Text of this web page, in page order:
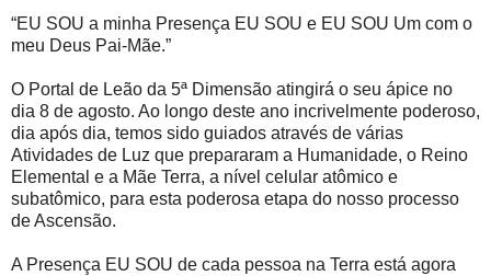
“EU SOU a minha Presença EU SOU e EU SOU Um com o
meu Deus Pai-Mãe.”
O Portal de Leão da 5ª Dimensão atingirá o seu ápice no
dia 8 de agosto. Ao longo deste ano incrivelmente poderoso,
dia após dia, temos sido guiados através de várias
Atividades de Luz que prepararam a Humanidade, o Reino
Elemental e a Mãe Terra, a nível celular atômico e
subatômico, para esta poderosa etapa do nosso processo
de Ascensão.
A Presença EU SOU de cada pessoa na Terra está agora